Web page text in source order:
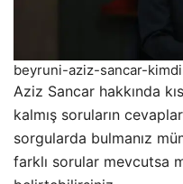
beyruni-aziz-sancar-
Aziz Sancar hakkında
kalmış soruların
sorgularda bulmanız
farklı sorular mevcutsa